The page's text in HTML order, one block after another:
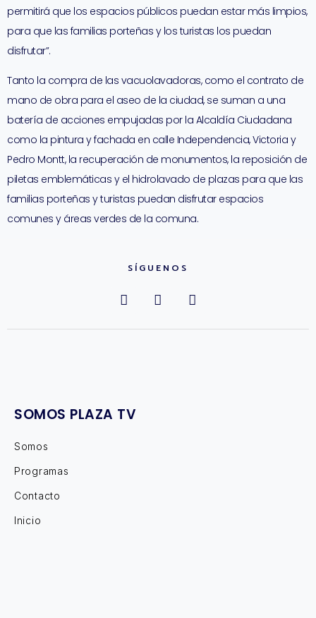
permitirá que los espacios públicos puedan estar más limpios,
para que las familias porteñas y los turistas los puedan
disfrutar”.
Tanto la compra de las vacuolavadoras, como el contrato de
mano de obra para el aseo de la ciudad, se suman a una
batería de acciones empujadas por la Alcaldía Ciudadana
como la pintura y fachada en calle Independencia, Victoria y
Pedro Montt, la recuperación de monumentos, la reposición de
piletas emblemáticas y el hidrolavado de plazas para que las
familias porteñas y turistas puedan disfrutar espacios
comunes y áreas verdes de la comuna.
SÍGUENOS
SOMOS PLAZA TV
Somos
Programas
Contacto
Inicio